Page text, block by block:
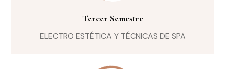
Tercer Semestre
ELECTRO ESTÉTICA Y TÉCNICAS DE SPA